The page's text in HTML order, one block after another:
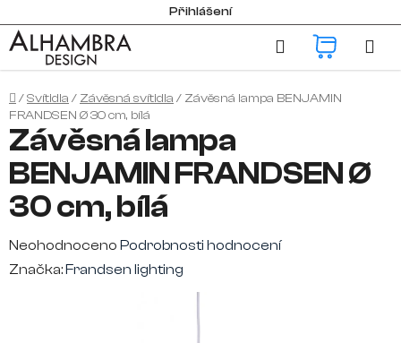
na
obsah
Přihlášení
Hledat
Domů
/Svítidla / Závěsná svítidla / Závěsná lampa BENJAMIN
FRANDSEN Ø 30 cm, bílá
Závěsná lampa
BENJAMIN FRANDSEN Ø
30 cm, bílá
Průměrné
hodnocení
Neohodnoceno Podrobnosti hodnocení
Značka:Frandsen lighting